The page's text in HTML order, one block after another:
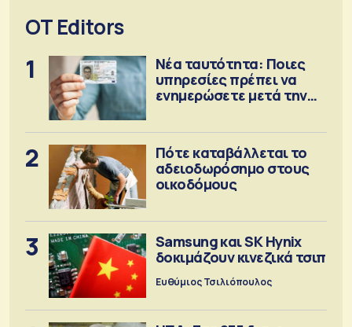
OT Editors
1
Νέα ταυτότητα: Ποιες
υπηρεσίες πρέπει να
ενημερώσετε μετά την
2
Πότε καταβάλλεται το
αδειοδωρόσημο στους
οικοδόμους
3
Samsung και SK Hynix
δοκιμάζουν κινεζικά τσιπ
Ευθύμιος Τσιλιόπουλος